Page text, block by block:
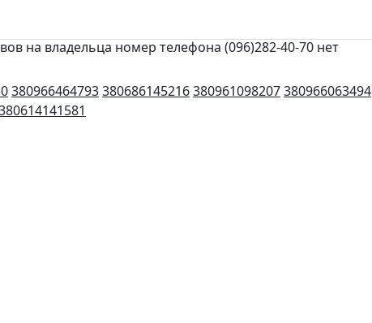
на владельца номер телефона (096)282-40-70 нет
380966464793380686145216380961098207380966063494